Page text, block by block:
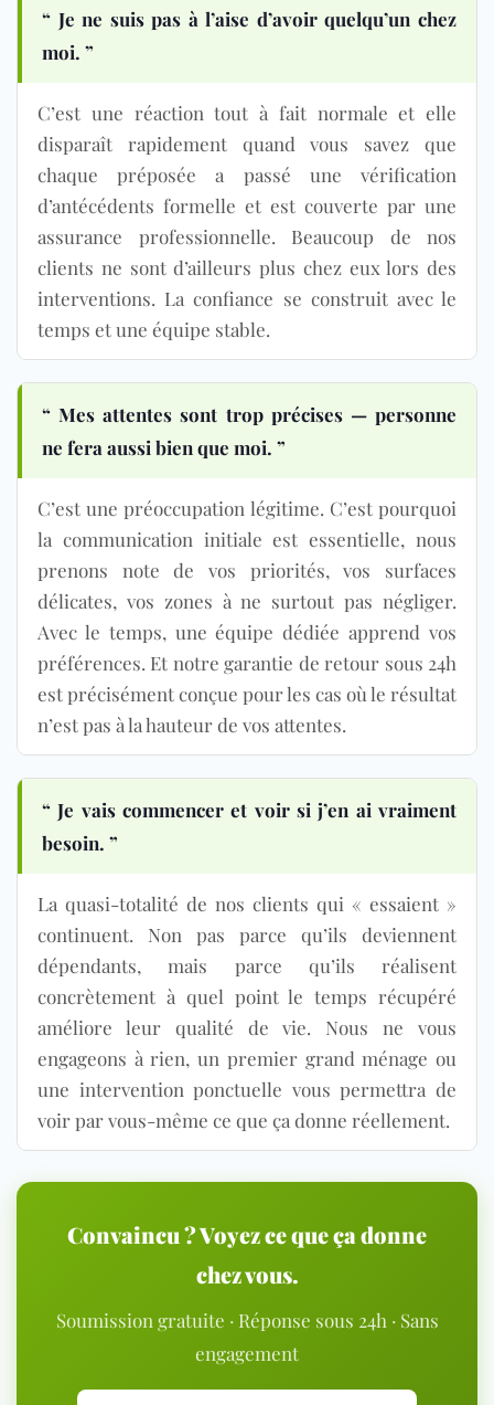
“ Je ne suis pas à l’aise d’avoir quelqu’un chez
moi. ”
C’est une réaction tout à fait normale et elle
disparaît rapidement quand vous savez que
chaque préposée a passé une vérification
d’antécédents formelle et est couverte par une
assurance professionnelle. Beaucoup de nos
clients ne sont d’ailleurs plus chez eux lors des
interventions. La confiance se construit avec le
temps et une équipe stable.
“ Mes attentes sont trop précises — personne
ne fera aussi bien que moi. ”
C’est une préoccupation légitime. C’est pourquoi
la communication initiale est essentielle, nous
prenons note de vos priorités, vos surfaces
délicates, vos zones à ne surtout pas négliger.
Avec le temps, une équipe dédiée apprend vos
préférences. Et notre garantie de retour sous 24h
est précisément conçue pour les cas où le résultat
n’est pas à la hauteur de vos attentes.
“ Je vais commencer et voir si j’en ai vraiment
besoin. ”
La quasi-totalité de nos clients qui « essaient »
continuent. Non pas parce qu’ils deviennent
dépendants, mais parce qu’ils réalisent
concrètement à quel point le temps récupéré
améliore leur qualité de vie. Nous ne vous
engageons à rien, un premier grand ménage ou
une intervention ponctuelle vous permettra de
voir par vous-même ce que ça donne réellement.
Convaincu ? Voyez ce que ça donne
chez vous.
Soumission gratuite · Réponse sous 24h · Sans
engagement